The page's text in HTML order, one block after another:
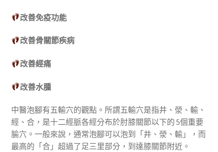
改善免疫功能
改善骨關節疾病
改善經痛
改善水腫
中醫泡腳有五輸穴的觀點。所謂五輸穴是指井、滎、輸、
經、合，是十二經脈各經分布於肘膝關節以下的 5個重要
腧穴。一般來說，通常泡腳可以泡到「井、滎、輸」，而
最高的「合」超過了足三里部分，到達膝關節附近。